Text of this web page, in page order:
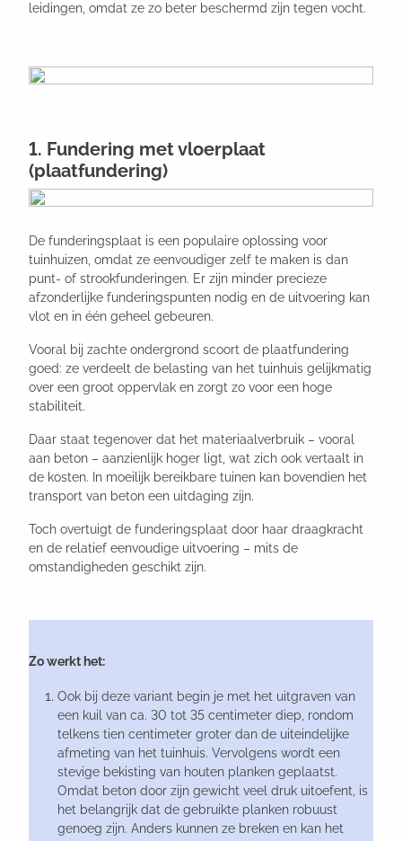
leidingen, omdat ze zo beter beschermd zijn tegen vocht.
1. Fundering met vloerplaat
(plaatfundering)
De funderingsplaat is een populaire oplossing voor
tuinhuizen, omdat ze eenvoudiger zelf te maken is dan
punt- of strookfunderingen. Er zijn minder precieze
afzonderlijke funderingspunten nodig en de uitvoering kan
vlot en in één geheel gebeuren.
Vooral bij zachte ondergrond scoort de plaatfundering
goed: ze verdeelt de belasting van het tuinhuis gelijkmatig
over een groot oppervlak en zorgt zo voor een hoge
stabiliteit.
Daar staat tegenover dat het materiaalverbruik – vooral
aan beton – aanzienlijk hoger ligt, wat zich ook vertaalt in
de kosten. In moeilijk bereikbare tuinen kan bovendien het
transport van beton een uitdaging zijn.
Toch overtuigt de funderingsplaat door haar draagkracht
en de relatief eenvoudige uitvoering – mits de
omstandigheden geschikt zijn.
Zo werkt het:
Ook bij deze variant begin je met het uitgraven van
een kuil van ca. 30 tot 35 centimeter diep, rondom
telkens tien centimeter groter dan de uiteindelijke
afmeting van het tuinhuis. Vervolgens wordt een
stevige bekisting van houten planken geplaatst.
Omdat beton door zijn gewicht veel druk uitoefent, is
het belangrijk dat de gebruikte planken robuust
genoeg zijn. Anders kunnen ze breken en kan het